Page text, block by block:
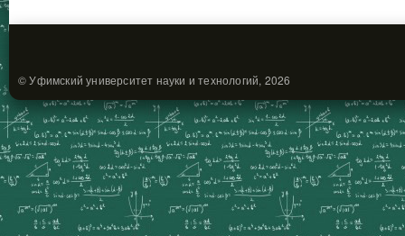
© Уфимский университет науки и технологий, 2026